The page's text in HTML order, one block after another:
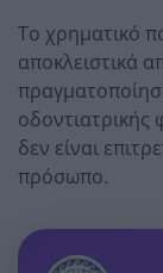
Το χρηματικό
αποκλειστικά
οδοντιατρικής
δεν είναι
πρόσωπο.